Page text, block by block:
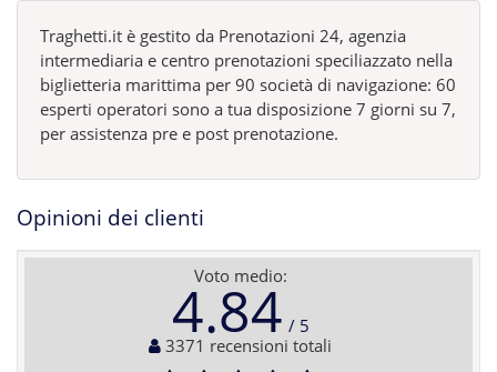
Traghetti.it è gestito da Prenotazioni 24, agenzia
intermediaria e centro prenotazioni speciliazzato nella
biglietteria marittima per 90 società di navigazione: 60
esperti operatori sono a tua disposizione 7 giorni su 7,
per assistenza pre e post prenotazione.
Opinioni dei clienti
Voto medio:
4.84
3371 recensioni totali